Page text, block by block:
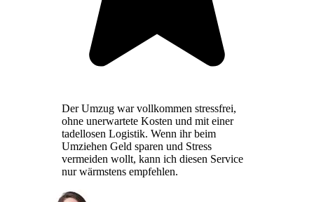
Der Umzug war vollkommen stressfrei,
ohne unerwartete Kosten und mit einer
tadellosen Logistik. Wenn ihr beim
Umziehen Geld sparen und Stress
vermeiden wollt, kann ich diesen Service
nur wärmstens empfehlen.